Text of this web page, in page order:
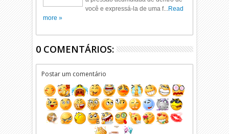
você e expressá-la de uma f...Read
more »
0 COMENTÁRIOS:
Postar um comentário